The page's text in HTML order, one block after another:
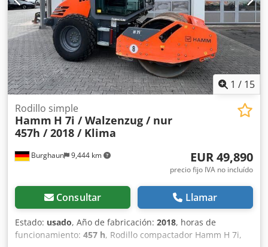
1 / 15
Burghaun 9,444 km
Rodillo simple
Hamm H 7i / Walzenzug / nur
457h / 2018 / Klima
EUR 49,890
precio fijo IVA no incluído
Consultar Llamar
Estado: usado, Año de fabricación: 2018, horas de
funcionamiento: 457 h, Rodillo compactador Hamm H 7i,